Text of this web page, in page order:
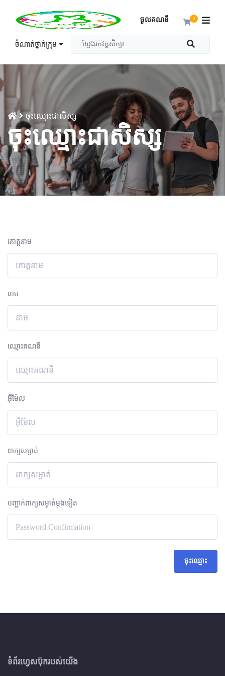
ចំណាត់ថ្នាក់ក្រុម
0
ចូលគណនី
ចុះឈ្មោះជាសិស្ស
ចុះឈ្មោះជាសិស្ស
គោត្តនាម
នាម
ឈ្មោះគណនី
អ៊ីម៉ែល
ពាក្យសម្ងាត់
បញ្ជាក់ពាក្យសម្ងាត់ម្តងទៀត
ចុះឈ្មោះ
ទំព័រហ្វេសប៊ុករបស់យើង